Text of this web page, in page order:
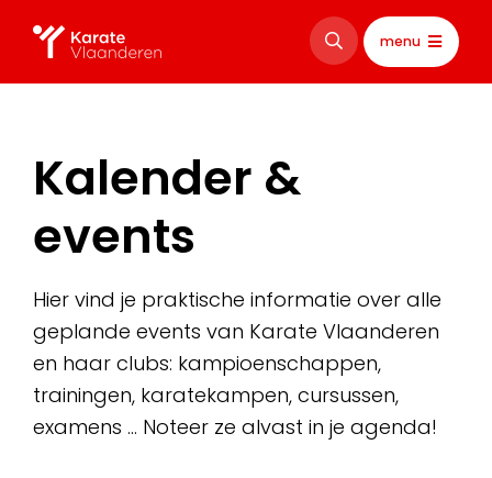
menu
Kalender &
events
Hier vind je praktische informatie over alle
geplande events van Karate Vlaanderen
en haar clubs: kampioenschappen,
trainingen, karatekampen, cursussen,
examens … Noteer ze alvast in je agenda!